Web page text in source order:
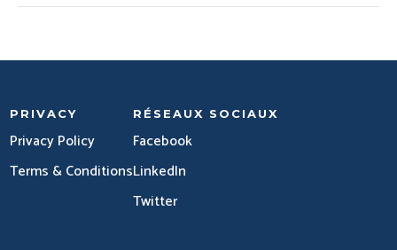
PRIVACY
Privacy Policy
Terms & Conditions
RÉSEAUX SOCIAUX
Facebook
LinkedIn
Twitter